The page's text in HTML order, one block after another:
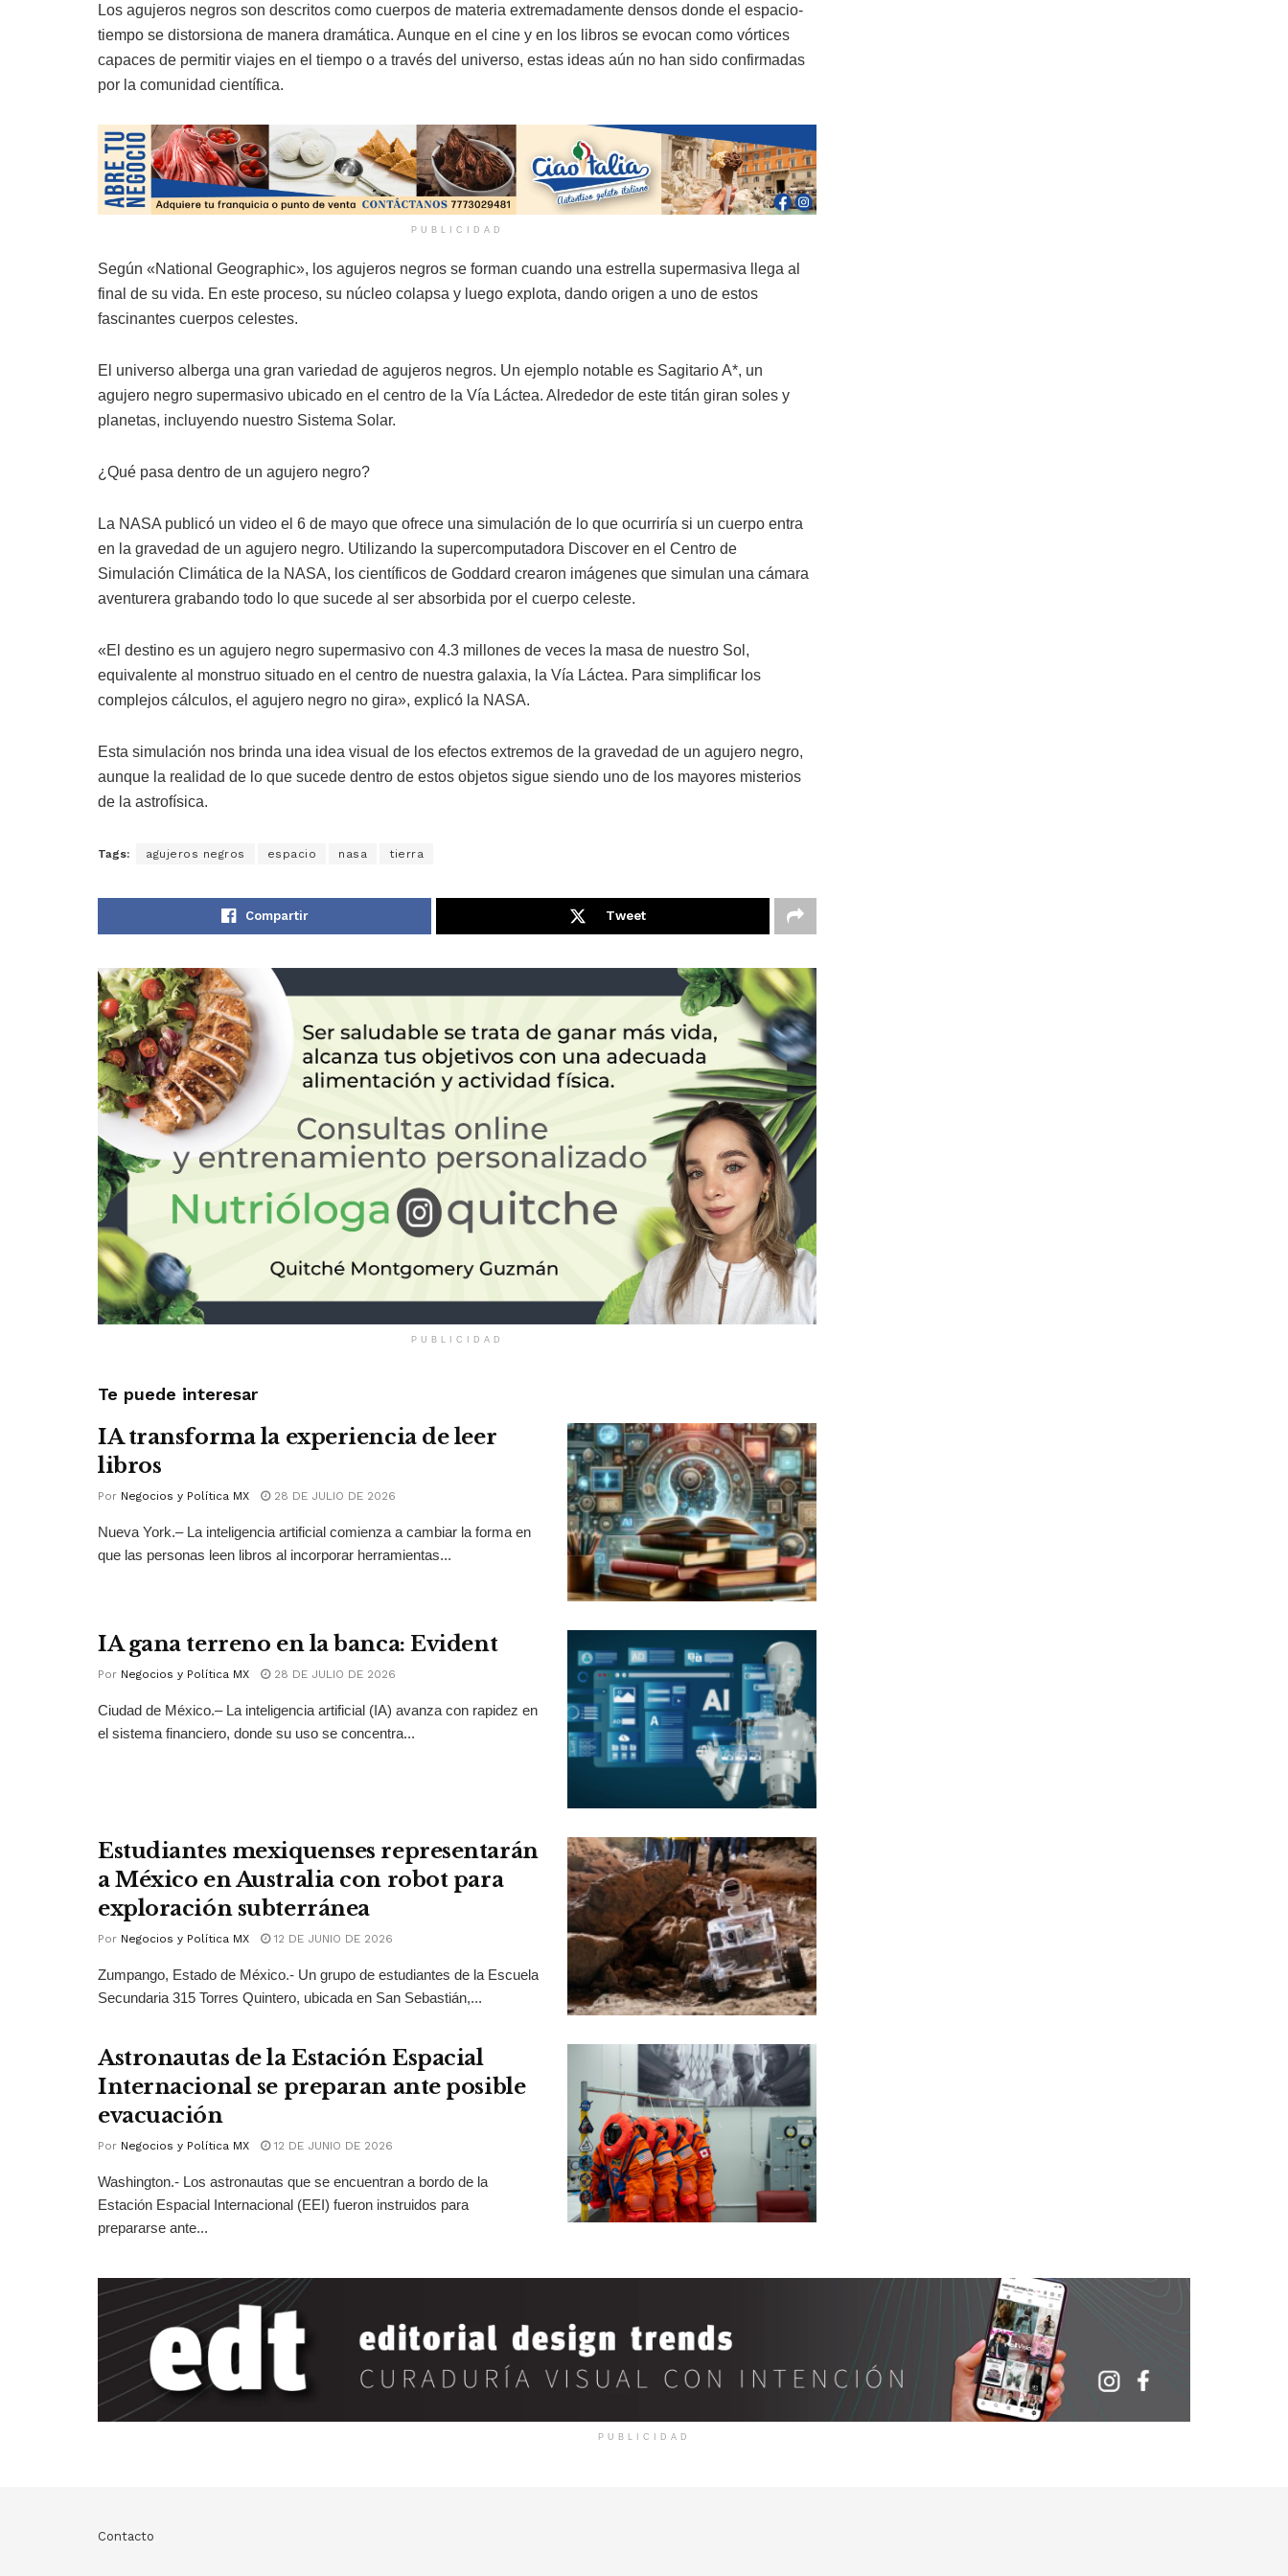
Los agujeros negros son descritos como cuerpos de materia extremadamente densos donde el espacio-
tiempo se distorsiona de manera dramática. Aunque en el cine y en los libros se evocan como vórtices
capaces de permitir viajes en el tiempo o a través del universo, estas ideas aún no han sido confirmadas
por la comunidad científica.
PUBLICIDAD
Según «National Geographic», los agujeros negros se forman cuando una estrella supermasiva llega al
final de su vida. En este proceso, su núcleo colapsa y luego explota, dando origen a uno de estos
fascinantes cuerpos celestes.
El universo alberga una gran variedad de agujeros negros. Un ejemplo notable es Sagitario A*, un
agujero negro supermasivo ubicado en el centro de la Vía Láctea. Alrededor de este titán giran soles y
planetas, incluyendo nuestro Sistema Solar.
¿Qué pasa dentro de un agujero negro?
La NASA publicó un video el 6 de mayo que ofrece una simulación de lo que ocurriría si un cuerpo entra
en la gravedad de un agujero negro. Utilizando la supercomputadora Discover en el Centro de
Simulación Climática de la NASA, los científicos de Goddard crearon imágenes que simulan una cámara
aventurera grabando todo lo que sucede al ser absorbida por el cuerpo celeste.
«El destino es un agujero negro supermasivo con 4.3 millones de veces la masa de nuestro Sol,
equivalente al monstruo situado en el centro de nuestra galaxia, la Vía Láctea. Para simplificar los
complejos cálculos, el agujero negro no gira», explicó la NASA.
Esta simulación nos brinda una idea visual de los efectos extremos de la gravedad de un agujero negro,
aunque la realidad de lo que sucede dentro de estos objetos sigue siendo uno de los mayores misterios
de la astrofísica.
Tags: agujeros negros espacio nasa tierra
Compartir Tweet
PUBLICIDAD
Te puede interesar
IA transforma la experiencia de leer
libros
Por Negocios y Política MX 28 DE JULIO DE 2026
Nueva York.– La inteligencia artificial comienza a cambiar la forma en
que las personas leen libros al incorporar herramientas...
IA gana terreno en la banca: Evident
Por Negocios y Política MX 28 DE JULIO DE 2026
Ciudad de México.– La inteligencia artificial (IA) avanza con rapidez en
el sistema financiero, donde su uso se concentra...
Estudiantes mexiquenses representarán
a México en Australia con robot para
exploración subterránea
Por Negocios y Política MX 12 DE JUNIO DE 2026
Zumpango, Estado de México.- Un grupo de estudiantes de la Escuela
Secundaria 315 Torres Quintero, ubicada en San Sebastián,...
Astronautas de la Estación Espacial
Internacional se preparan ante posible
evacuación
Por Negocios y Política MX 12 DE JUNIO DE 2026
Washington.- Los astronautas que se encuentran a bordo de la
Estación Espacial Internacional (EEI) fueron instruidos para
prepararse ante...
PUBLICIDAD
Contacto